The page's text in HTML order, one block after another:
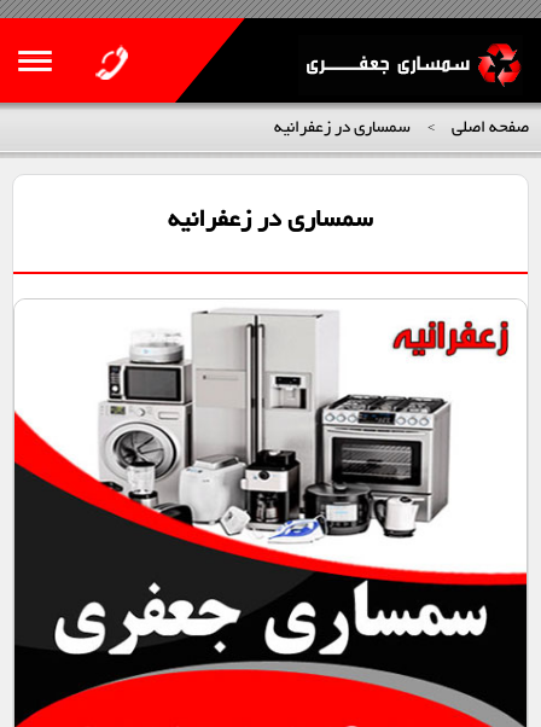
صفحه اصلی > سمساری در زعفرانیه
سمساری در زعفرانیه